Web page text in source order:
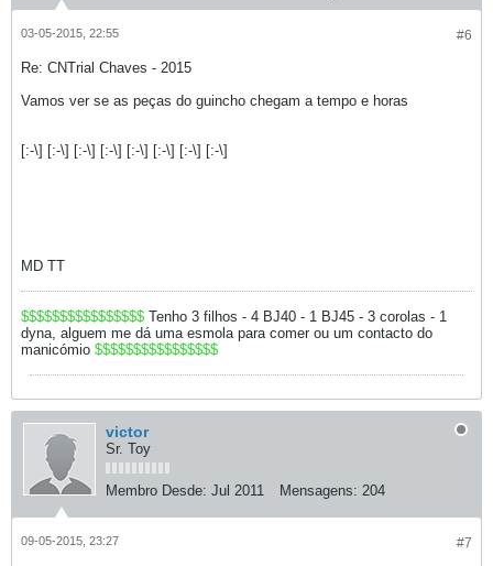
#6
03-05-2015, 22:55
Re: CNTrial Chaves - 2015
Vamos ver se as peças do guincho chegam a tempo e horas
[:-\] [:-\] [:-\] [:-\] [:-\] [:-\] [:-\] [:-\]
MD TT
$$$$$$$$$$$$$$$$ Tenho 3 filhos - 4 BJ40 - 1 BJ45 - 3 corolas - 1
dyna, alguem me dá uma esmola para comer ou um contacto do
manicómio $$$$$$$$$$$$$$$$
victor
Sr. Toy
Membro Desde: Jul 2011 Mensagens: 204
#7
09-05-2015, 23:27